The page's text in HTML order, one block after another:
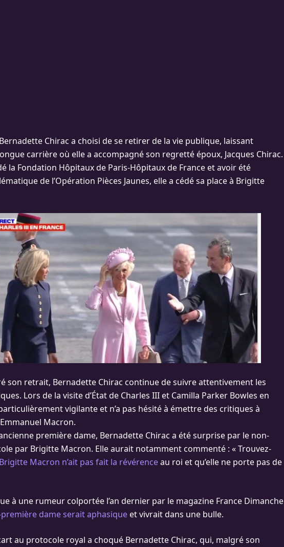
Bernadette Chirac a choisi de se retirer de la vie publique, laissant
carrière où elle a accompagné son regretté époux, Jacques Chirac.
la Fondation Hôpitaux de Paris-Hôpitaux de France et avoir été
de l’Opération Pièces Jaunes, elle a cédé sa place à Brigitte
son retrait, Bernadette Chirac continue de suivre attentivement les
Lors de la visite d’État de Charles III et Camilla Parker Bowles en
vigilante et n’a pas hésité à émettre des critiques à
Macron.
première dame, Bernadette Chirac a été surprise par le non-
par Brigitte Macron. Elle aurait notamment commenté : « Trouvez-
Brigitte Macron n’ait pas fait la révérenceau roi et qu’elle ne porte pas de
à une rumeur colportée l’an dernier par le magazine France Dimanche
première dame serait aphasique et vivrait dans une bulle.
au protocole royal a choqué Bernadette Chirac, qui, malgré son